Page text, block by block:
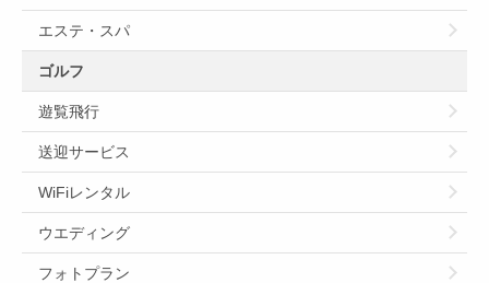
エステ・スパ
ゴルフ
遊覧飛行
送迎サービス
WiFiレンタル
ウエディング
フォトプラン